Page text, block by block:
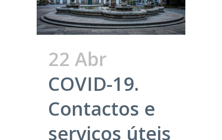
22 Abr
COVID-19.
Contactos e
serviços úteis